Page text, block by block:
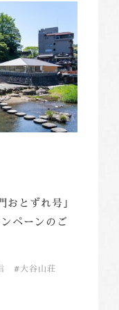
おとずれ号｣
ペーンのご
大谷山荘